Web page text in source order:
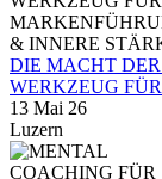
DIE MACHT
WERKZEUG
13 Mai 26
Luzern